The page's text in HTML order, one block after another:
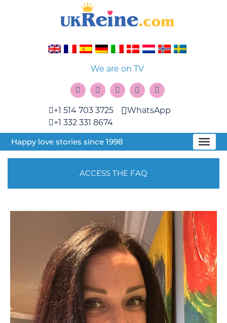
We are on TV
+1 514 703 3725
+1 332 331 8674
WhatsApp
Happy love stories since 1998
ACCESS THE FAQ